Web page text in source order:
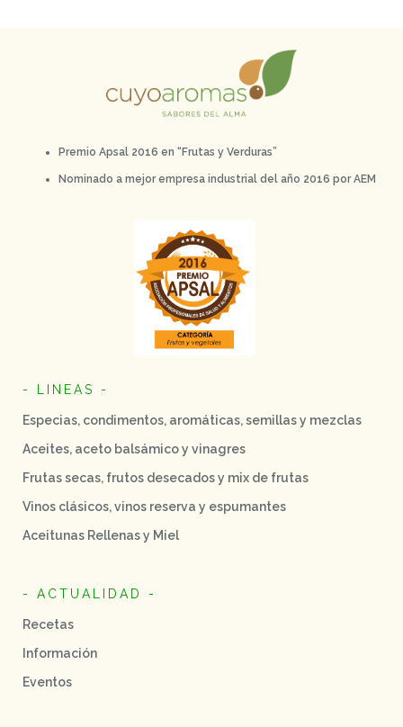
Premio Apsal 2016 en “Frutas y Verduras”
Nominado a mejor empresa industrial del año 2016 por AEM
- LINEAS -
Especias, condimentos, aromáticas, semillas y mezclas
Aceites, aceto balsámico y vinagres
Frutas secas, frutos desecados y mix de frutas
Vinos clásicos, vinos reserva y espumantes
Aceitunas Rellenas y Miel
- ACTUALIDAD -
Recetas
Información
Eventos